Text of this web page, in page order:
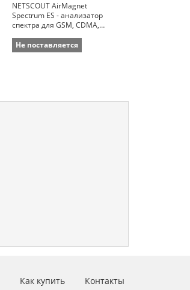
NETSCOUT AirMagnet
Spectrum ES - анализатор
спектра для GSM, CDMA,
Не поставляется
Как купить Контакты